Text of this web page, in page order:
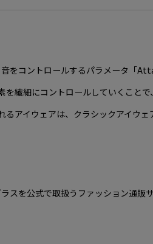
をコントロールするパラメータ「
繊細にコントロールしていくこと
アイウェアは、クラシックアイ
スを公式で取扱うファッション通販サ